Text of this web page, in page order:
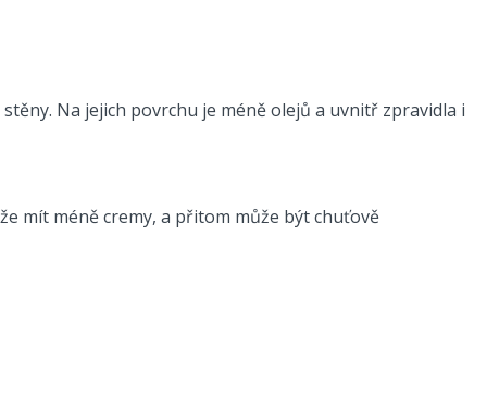
Na jejich povrchu je méně olejů a uvnitř zpravidla i
mít méně cremy, a přitom může být chuťově